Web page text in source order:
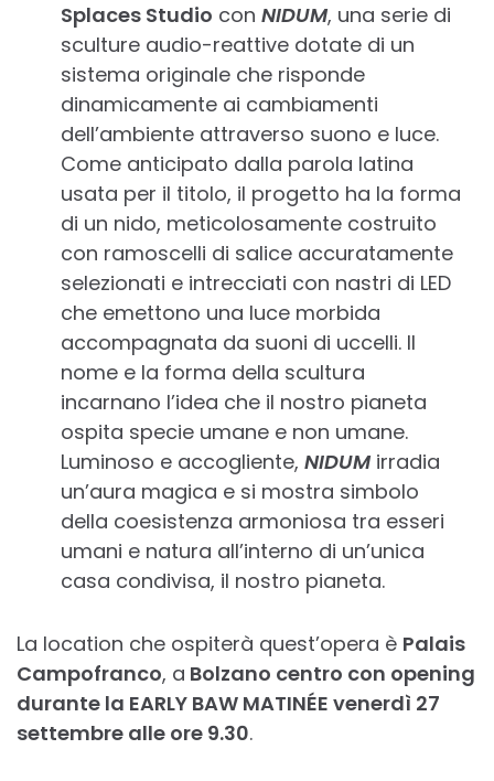
Splaces Studio con NIDUM, una serie di
sculture audio-reattive dotate di un
sistema originale che risponde
dinamicamente ai cambiamenti
dell’ambiente attraverso suono e luce.
Come anticipato dalla parola latina
usata per il titolo, il progetto ha la forma
di un nido, meticolosamente costruito
con ramoscelli di salice accuratamente
selezionati e intrecciati con nastri di LED
che emettono una luce morbida
accompagnata da suoni di uccelli. Il
nome e la forma della scultura
incarnano l’idea che il nostro pianeta
ospita specie umane e non umane.
Luminoso e accogliente, NIDUMirradia
un’aura magica e si mostra simbolo
della coesistenza armoniosa tra esseri
umani e natura all’interno di un’unica
casa condivisa, il nostro pianeta.
La location che ospiterà quest’opera è Palais
Campofranco, a Bolzano centro con opening
durante la EARLY BAW MATINÉE venerdì 27
settembre alle ore 9.30.